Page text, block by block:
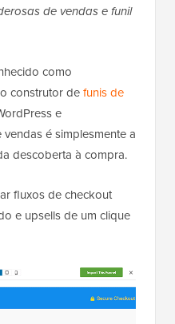
de vendas e funil
como
construtor defunis de
e
é simplesmente a
descoberta à compra.
fluxos de checkout
e upsells de um clique